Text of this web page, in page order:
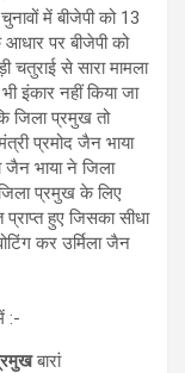
में बीजेपी को 13
पर बीजेपी को
चतुराई से सारा मामला
इंकार नहीं किया जा
जिला प्रमुख तो
प्रमोद जैन भाया
जैन भाया ने जिला
प्रमुख के लिए
हुए जिसका सीधा
कर उर्मिला जैन
:-
बारां